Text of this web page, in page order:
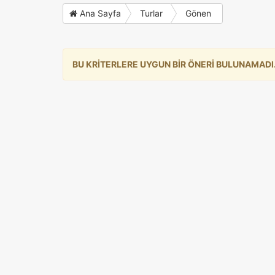
Ana Sayfa Turlar Gönen
BU KRİTERLERE UYGUN BİR ÖNERİ